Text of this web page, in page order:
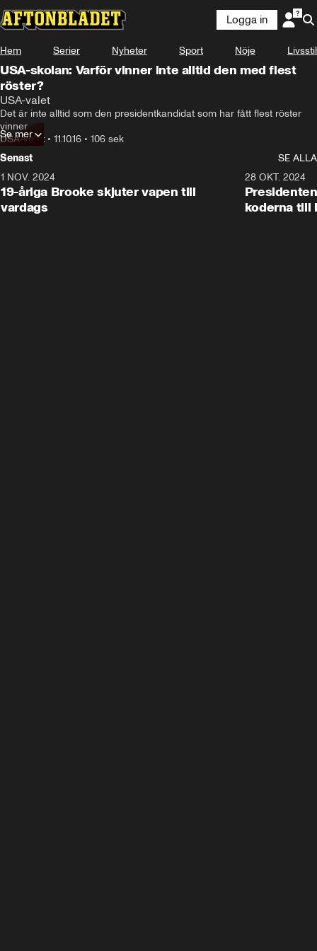
Logga in
Hem Serier Nyheter Sport Nöje Livsstil
USA-skolan: Varför vinner inte alltid den med flest
röster?
USA-valet
Det är inte alltid som den presidentkandidat som har fått flest röster
vinner
USA-valet • 11.10.16 • 106 sek
Se mer
Senast
SE ALLA
1 NOV. 2024
19-åriga Brooke skjuter vapen till
vardags
28 OKT. 2024
koderna till